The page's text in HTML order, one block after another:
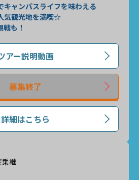
キャンパスライフを味わえる
気観光地を満喫☆
戦も！
アー説明動画
募集終了
詳細はこちら
乗継